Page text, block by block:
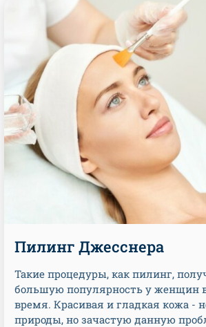
Пилинг Джесснера
Такие процедуры, как пилинг,
большую популярность у женщин
время. Красивая и гладкая кожа -
природы, но зачастую данную